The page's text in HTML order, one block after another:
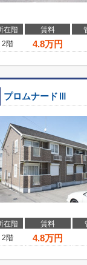
在階 賃料
2階
4.8万円
プロムナードⅢ
在階 賃料
2階
4.8万円